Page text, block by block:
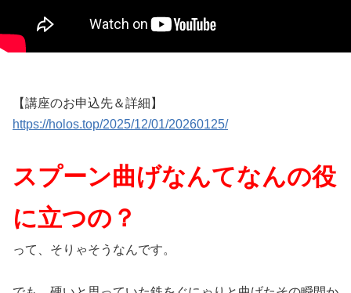
【講座のお申込先＆詳細】
https://holos.top/2025/12/01/20260125/
スプーン曲げなんてなんの役
に立つの？
って、そりゃそうなんです。